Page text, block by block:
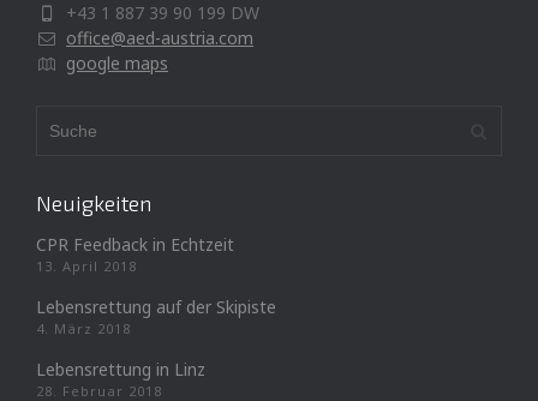
+43 1 887 39 90 199 DW
office@aed-austria.com
google maps
Neuigkeiten
CPR Feedback in Echtzeit
13. April 2018
Lebensrettung auf der Skipiste
4. März 2018
Lebensrettung in Linz
28. Februar 2018